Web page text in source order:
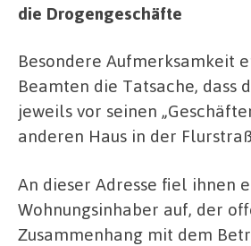
die Drogengeschäfte
Besondere Aufmerksamkeit
Beamten die Tatsache, dass
jeweils vor seinen
anderen Haus in der
An dieser Adresse fiel ihnen
Wohnungsinhaber auf, der
Zusammenhang mit dem